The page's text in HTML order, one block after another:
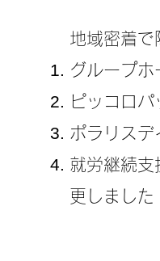
地域密着で
グループ
ピッコロパ
ポラリスデ
就労継続
更しました